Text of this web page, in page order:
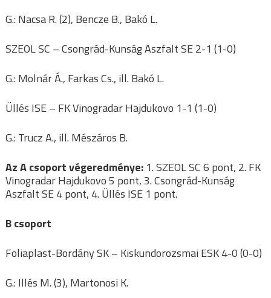
G.: Nacsa R. (2), Bencze B., Bakó L.
SZEOL SC – Csongrád-Kunság Aszfalt SE 2-1 (1-0)
G.: Molnár Á., Farkas Cs., ill. Bakó L.
Üllés ISE – FK Vinogradar Hajdukovo 1-1 (1-0)
G.: Trucz A., ill. Mészáros B.
Az A csoport végeredménye: 1. SZEOL SC 6 pont, 2. FK
Vinogradar Hajdukovo 5 pont, 3. Csongrád-Kunság
Aszfalt SE 4 pont, 4. Üllés ISE 1 pont.
B csoport
Foliaplast-Bordány SK – Kiskundorozsmai ESK 4-0 (0-0)
G.: Illés M. (3), Martonosi K.